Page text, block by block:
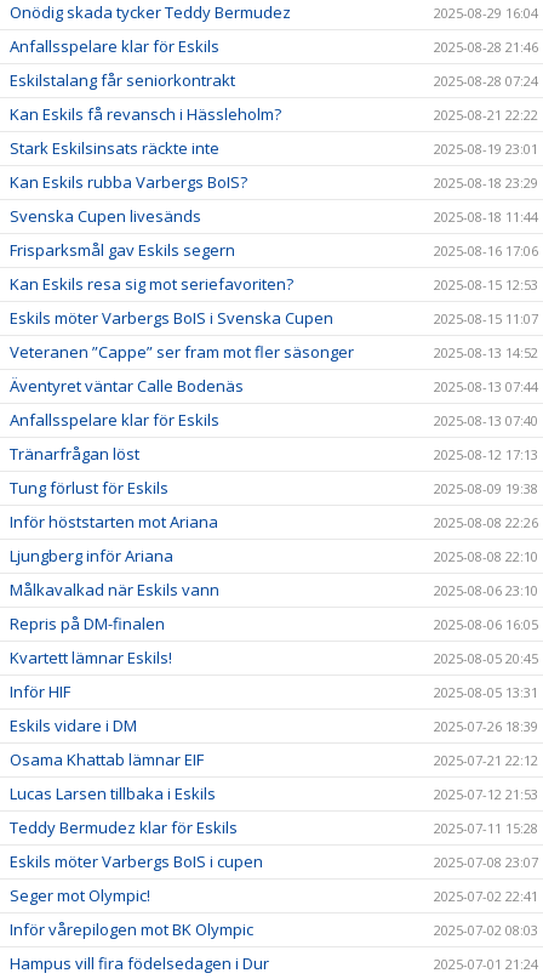
Onödig skada tycker Teddy Bermudez 2025-08-29 16:04
Anfallsspelare klar för Eskils 2025-08-28 21:46
Eskilstalang får seniorkontrakt 2025-08-28 07:24
Kan Eskils få revansch i Hässleholm? 2025-08-21 22:22
Stark Eskilsinsats räckte inte 2025-08-19 23:01
Kan Eskils rubba Varbergs BoIS? 2025-08-18 23:29
Svenska Cupen livesänds 2025-08-18 11:44
Frisparksmål gav Eskils segern 2025-08-16 17:06
Kan Eskils resa sig mot seriefavoriten? 2025-08-15 12:53
Eskils möter Varbergs BoIS i Svenska Cupen 2025-08-15 11:07
Veteranen ”Cappe” ser fram mot fler säsonger 2025-08-13 14:52
Äventyret väntar Calle Bodenäs 2025-08-13 07:44
Anfallsspelare klar för Eskils 2025-08-13 07:40
Tränarfrågan löst 2025-08-12 17:13
Tung förlust för Eskils 2025-08-09 19:38
Inför höststarten mot Ariana 2025-08-08 22:26
Ljungberg inför Ariana 2025-08-08 22:10
Målkavalkad när Eskils vann 2025-08-06 23:10
Repris på DM-finalen 2025-08-06 16:05
Kvartett lämnar Eskils! 2025-08-05 20:45
Inför HIF 2025-08-05 13:31
Eskils vidare i DM 2025-07-26 18:39
Osama Khattab lämnar EIF 2025-07-21 22:12
Lucas Larsen tillbaka i Eskils 2025-07-12 21:53
Teddy Bermudez klar för Eskils 2025-07-11 15:28
Eskils möter Varbergs BoIS i cupen 2025-07-08 23:07
Seger mot Olympic! 2025-07-02 22:41
Inför vårepilogen mot BK Olympic 2025-07-02 08:03
Hampus vill fira födelsedagen i Dur 2025-07-01 21:24